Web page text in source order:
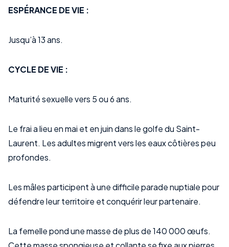
ESPÉRANCE DE VIE :
Jusqu’à 13 ans.
CYCLE DE VIE :
Maturité sexuelle vers 5 ou 6 ans.
Le frai a lieu en mai et en juin dans le golfe du Saint-
Laurent. Les adultes migrent vers les eaux côtières peu
profondes.
Les mâles participent à une difficile parade nuptiale pour
défendre leur territoire et conquérir leur partenaire.
La femelle pond une masse de plus de 140 000 œufs.